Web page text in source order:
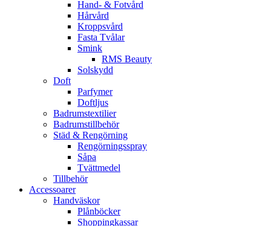
Hand- & Fotvård
Hårvård
Kroppsvård
Fasta Tvålar
Smink
RMS Beauty
Solskydd
Doft
Parfymer
Doftljus
Badrumstextilier
Badrumstillbehör
Städ & Rengörning
Rengörningsspray
Såpa
Tvättmedel
Tillbehör
Accessoarer
Handväskor
Plånböcker
Shoppingkassar